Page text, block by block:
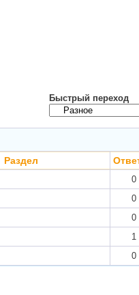
Быстрый переход
Раздел
0
0
0
1
0